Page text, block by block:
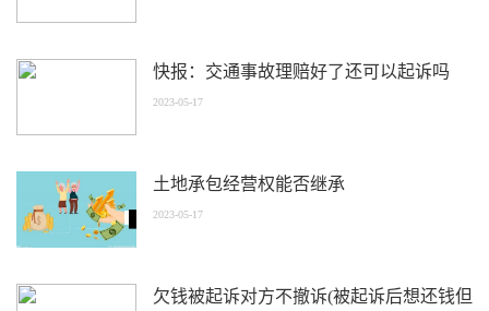
快报：交通事故理赔好了还可以起诉吗
2023-05-17
土地承包经营权能否继承
2023-05-17
欠钱被起诉对方不撤诉(被起诉后想还钱但